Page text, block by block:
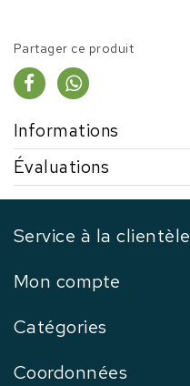
Partager ce produit
Informations
Évaluations
Service à la clientèle
Mon compte
Catégories
Coordonnées